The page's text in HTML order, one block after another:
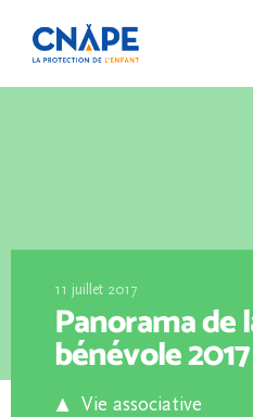
11 juillet 2017
Panorama de
bénévole 2017
Vie associative